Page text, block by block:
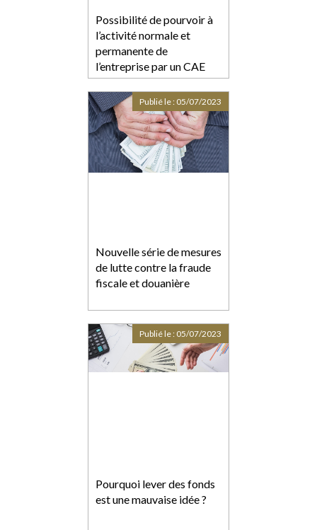
Possibilité de pourvoir à
l’activité normale et
permanente de
l’entreprise par un CAE
Nouvelle série de mesures
de lutte contre la fraude
fiscale et douanière
Publié le : 05/07/2023
Pourquoi lever des fonds
est une mauvaise idée ?
Publié le : 05/07/2023